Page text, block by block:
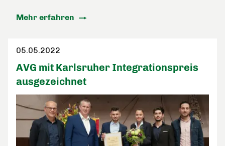
Mehr erfahren
05.05.2022
AVG mit Karlsruher Integrationspreis
ausgezeichnet